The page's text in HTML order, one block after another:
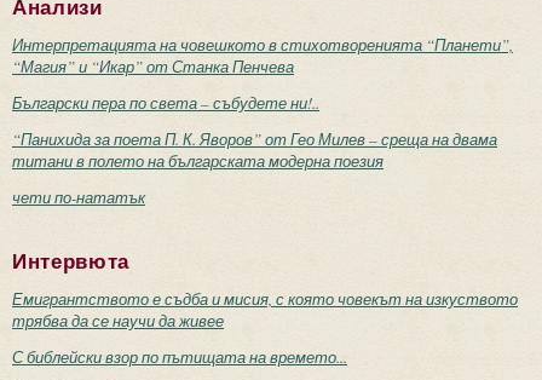
Анализи
Интерпретацията на човешкото в стихотворенията “Планети”,
“Магия” и “Икар” от Станка Пенчева
Български пера по света – събудете ни!..
“Панихида за поета П. К. Яворов” от Гео Милев – среща на двама
титани в полето на българската модерна поезия
чети по-нататък
Интервюта
Емигрантството е съдба и мисия, с която човекът на изкуството
трябва да се научи да живее
С библейски взор по пътищата на времето...